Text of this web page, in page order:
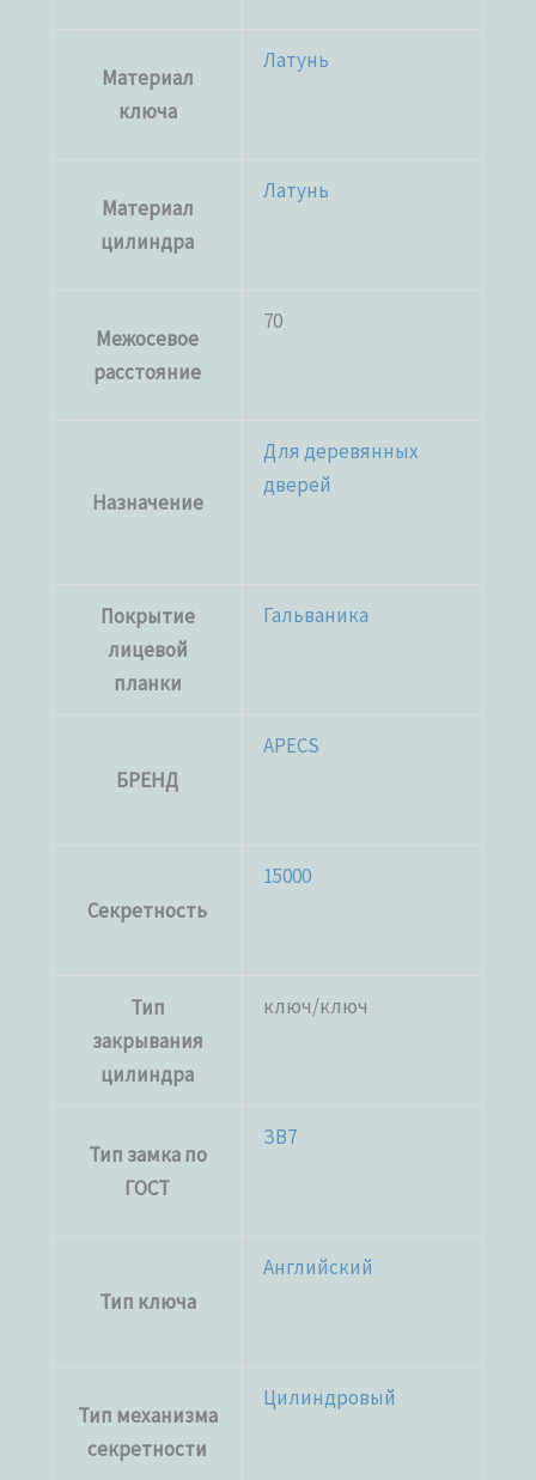
Материал
ключа
Латунь
Материал
цилиндра
Латунь
Межосевое
расстояние
70
Назначение
Для деревянных
дверей
Покрытие
лицевой
планки
Гальваника
БРЕНД
APECS
Секретность
15000
Тип
закрывания
цилиндра
ключ/ключ
Тип замка по
ГОСТ
ЗВ7
Тип ключа
Английский
Тип механизма
секретности
Цилиндровый